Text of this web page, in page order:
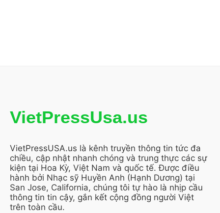
VietPressUsa.us
VietPressUSA.us là kênh truyền thông tin tức đa
chiều, cập nhật nhanh chóng và trung thực các sự
kiện tại Hoa Kỳ, Việt Nam và quốc tế. Được điều
hành bởi Nhạc sỹ Huyền Anh (Hạnh Dương) tại
San Jose, California, chúng tôi tự hào là nhịp cầu
thông tin tin cậy, gắn kết cộng đồng người Việt
trên toàn cầu.